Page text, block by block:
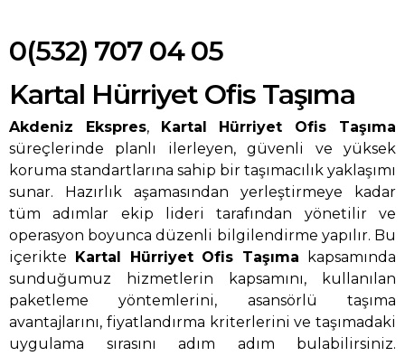
0(532) 707 04 05
Kartal Hürriyet Ofis Taşıma
Akdeniz Ekspres,
Kartal Hürriyet Ofis Taşıma
süreçlerinde planlı ilerleyen, güvenli ve yüksek
koruma standartlarına sahip bir taşımacılık yaklaşımı
sunar. Hazırlık aşamasından yerleştirmeye kadar
tüm adımlar ekip lideri tarafından yönetilir ve
operasyon boyunca düzenli bilgilendirme yapılır. Bu
içerikte
Kartal Hürriyet Ofis Taşıma kapsamında
sunduğumuz hizmetlerin kapsamını, kullanılan
paketleme yöntemlerini, asansörlü taşıma
avantajlarını, fiyatlandırma kriterlerini ve taşımadaki
uygulama sırasını adım adım bulabilirsiniz.